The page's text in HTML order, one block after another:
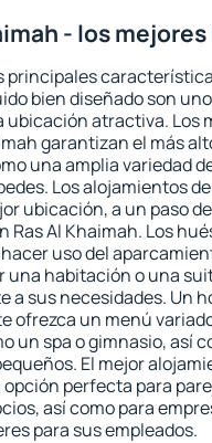
- los
principales
bien diseñado son
ubicación atractiva. Los
garantizan el más
una amplia variedad
Los alojamientos
ubicación, a un paso
Ras Al Khaimah. Los
uso del
una habitación o una
a sus necesidades. Un
ofrezca un menú
un spa o gimnasio, así
El mejor
opción perfecta para
así como para
para sus empleados.